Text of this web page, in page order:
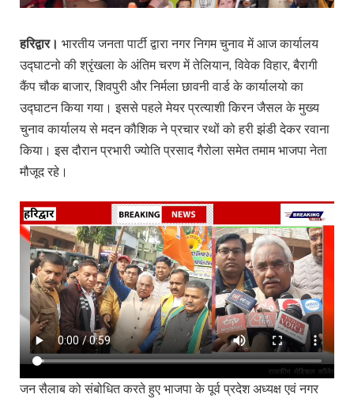
हरिद्वार। भारतीय जनता पार्टी द्वारा नगर निगम चुनाव में आज कार्यालय
उद्घाटनो की श्रृंखला के अंतिम चरण में तेलियान, विवेक विहार, बैरागी
कैंप चौक बाजार, शिवपुरी और निर्मला छावनी वार्ड के कार्यालयो का
उद्घाटन किया गया। इससे पहले मेयर प्रत्याशी किरन जैसल के मुख्य
चुनाव कार्यालय से मदन कौशिक ने प्रचार रथों को हरी झंडी देकर रवाना
किया। इस दौरान प्रभारी ज्योति प्रसाद गैरोला समेत तमाम भाजपा नेता
मौजूद रहे।
जन सैलाब को संबोधित करते हुए भाजपा के पूर्व प्रदेश अध्यक्ष एवं नगर